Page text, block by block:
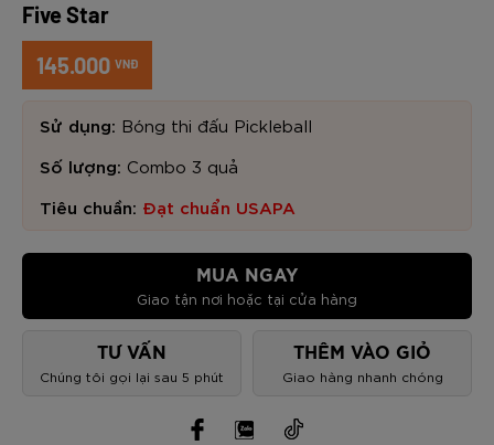
Five Star
145.000 VNĐ
Sử dụng: Bóng thi đấu Pickleball
Số lượng: Combo 3 quả
Tiêu chuần: Đạt chuẩn USAPA
MUA NGAY
Giao tận nơi hoặc tại cửa hàng
TƯ VẤN
Chúng tôi gọi lại sau 5 phút
THÊM VÀO GIỎ
Giao hàng nhanh chóng